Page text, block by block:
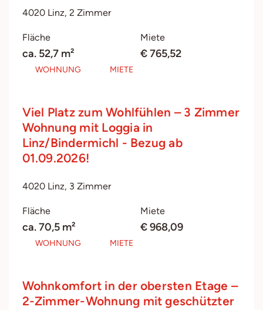
4020 Linz, 2 Zimmer
Fläche
ca. 52,7 m²
Miete
€ 765,52
WOHNUNG MIETE
Viel Platz zum Wohlfühlen – 3 Zimmer
Wohnung mit Loggia in
Linz/Bindermichl - Bezug ab
01.09.2026!
4020 Linz, 3 Zimmer
Fläche
ca. 70,5 m²
Miete
€ 968,09
WOHNUNG MIETE
Wohnkomfort in der obersten Etage –
2-Zimmer-Wohnung mit geschützter